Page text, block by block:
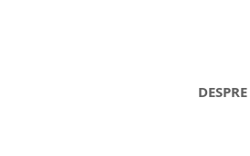
DESPRE